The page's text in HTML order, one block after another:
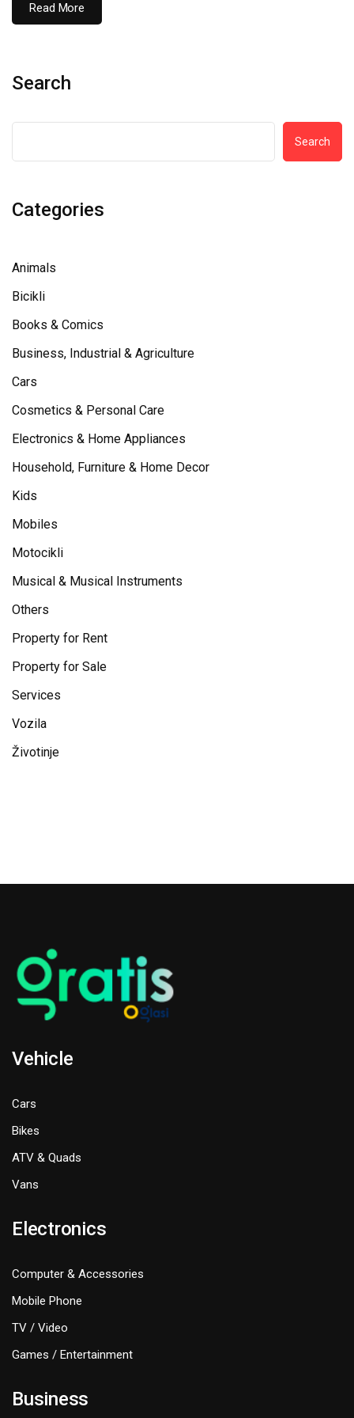
Read More
Search
Search
Categories
Animals
Bicikli
Books & Comics
Business, Industrial & Agriculture
Cars
Cosmetics & Personal Care
Electronics & Home Appliances
Household, Furniture & Home Decor
Kids
Mobiles
Motocikli
Musical & Musical Instruments
Others
Property for Rent
Property for Sale
Services
Vozila
Životinje
Vehicle
Cars
Bikes
ATV & Quads
Vans
Electronics
Computer & Accessories
Mobile Phone
TV / Video
Games / Entertainment
Business